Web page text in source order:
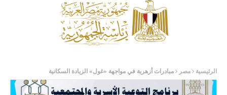
الرئيسية مصر مبادرات أزهرية في مواجهة «غول» الزيادة السكانية